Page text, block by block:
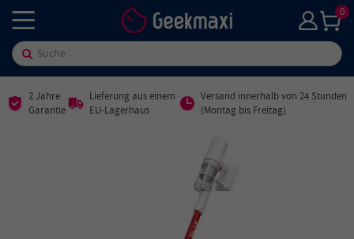
0
2 Jahre
Garantie
Lieferung aus einem
EU-Lagerhaus
Versand innerhalb von 24 Stunden
(Montag bis Freitag)